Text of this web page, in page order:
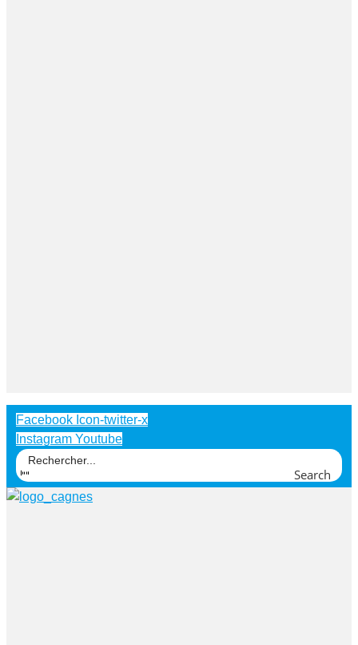
Facebook Icon-twitter-x
Instagram Youtube
Search